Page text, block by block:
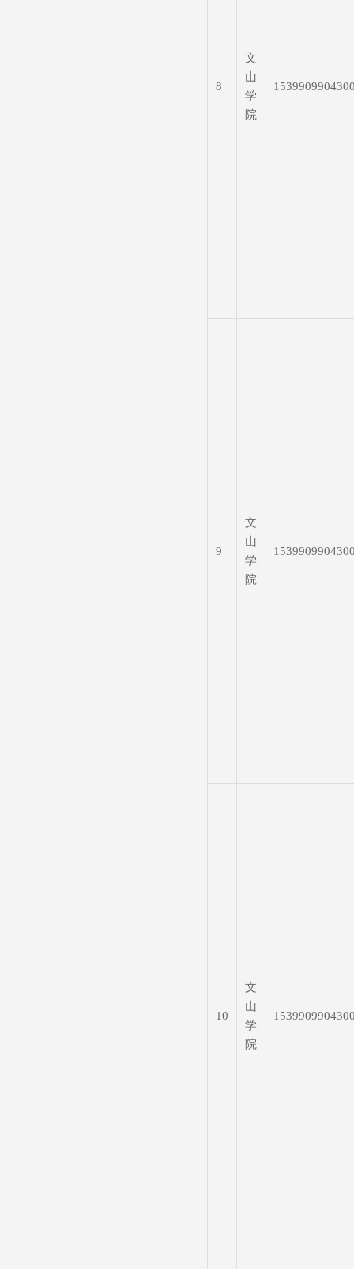
8
文
山
学
院
9
文
山
学
院
10
文
山
学
院